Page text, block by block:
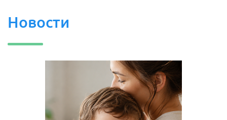
Новости